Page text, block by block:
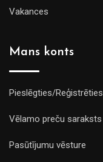
Vakances
Mans konts
Pieslēgties/Reģistrēties
Vēlamo preču saraksts
Pasūtījumu vēsture